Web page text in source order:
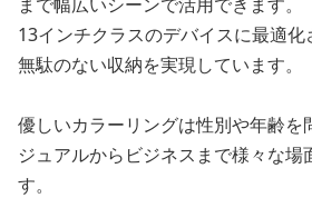
13インチクラスのデバイスに最適化
無駄のない収納を実現しています。
優しいカラーリングは性別や年齢を
ジュアルからビジネスまで様々な
す。